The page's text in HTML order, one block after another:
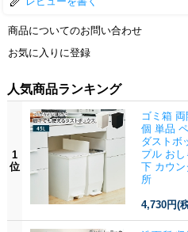
商品についてのお問い合わせ
お気に入りに登録
人気商品ランキング
1
位
ゴミ箱
個 単品
ダストボ
プル お
下 カウ
所
4,730円(